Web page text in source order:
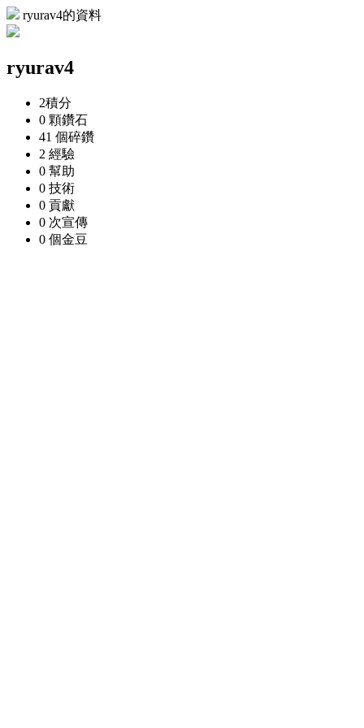
ryurav4的資料
ryurav4
2積分
0 顆鑽石
41 個碎鑽
2 經驗
0 幫助
0 技術
0 貢獻
0 次宣傳
0 個金豆